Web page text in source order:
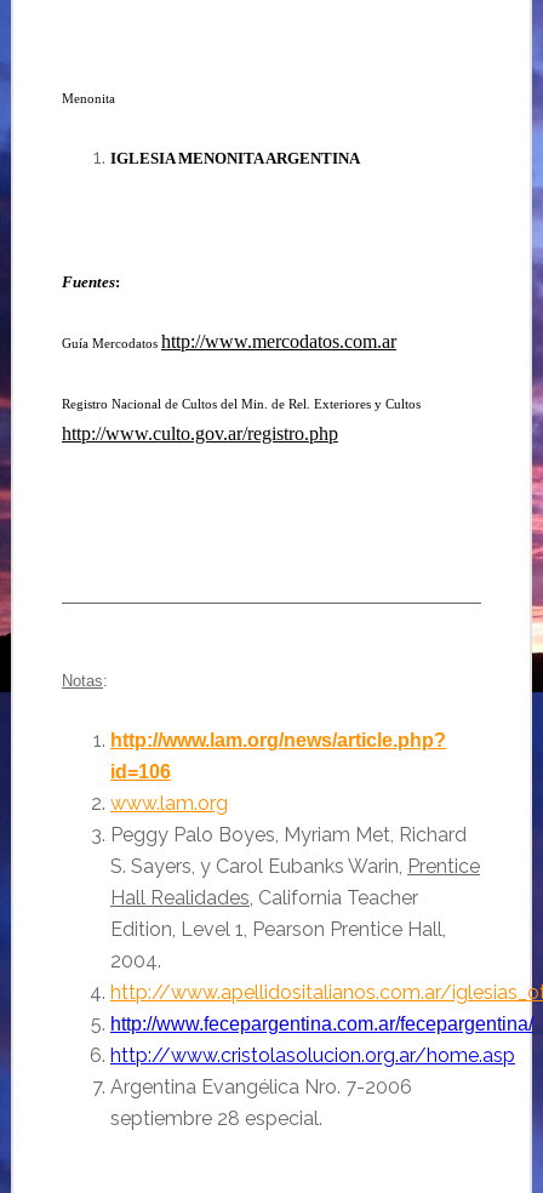
Menonita
IGLESIA MENONITA ARGENTINA
Fuentes:
Guía Mercodatos http://www.mercodatos.com.ar
Registro Nacional de Cultos del Min. de Rel. Exteriores y Cultos
http://www.culto.gov.ar/registro.php
Notas:
http://www.lam.org/news/article.php?
id=106
www.lam.org
Peggy Palo Boyes, Myriam Met, Richard
S. Sayers, y Carol Eubanks Warin, Prentice
Hall Realidades , California Teacher
Edition, Level 1, Pearson Prentice Hall,
2004.
http://www.apellidositalianos.com.ar/
http://www.fecepargentina.com.ar/fecepargentina/
http://www.cristolasolucion.org.ar/home.asp
Argentina Evangélica Nro. 7-2006
septiembre 28 especial.